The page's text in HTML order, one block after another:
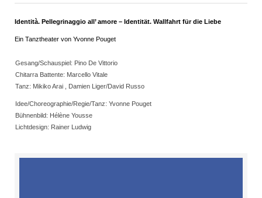
Identità. Pellegrinaggio all’ amore – Identität. Wallfahrt für die Liebe
Ein Tanztheater von Yvonne Pouget
Gesang/Schauspiel: Pino De Vittorio
Chitarra Battente: Marcello Vitale
Tanz: Mikiko Arai , Damien Liger/David Russo
Idee/Choreographie/Regie/Tanz: Yvonne Pouget
Bühnenbild: Hélène Yousse
Lichtdesign: Rainer Ludwig